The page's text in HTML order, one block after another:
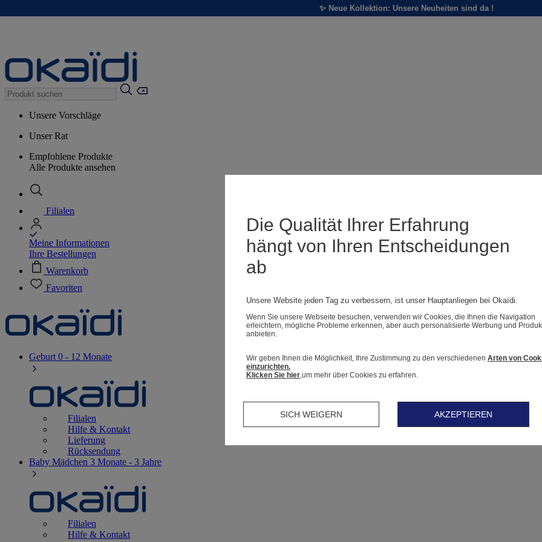
✨ Neue Kollektion: Unsere Neuheiten sind da !
Unsere Vorschläge
Unser Rat
Empfohlene Produkte
Alle Produkte ansehen
Filialen
Meine Informationen
Ihre Bestellungen
Warenkorb
Favoriten
Geburt 0 - 12 Monate
Filialen
Hilfe & Kontakt
Lieferung
Rücksendung
Baby Mädchen 3 Monate - 3 Jahre
Filialen
Hilfe & Kontakt
Die Qualität Ihrer Erfahrung
hängt von Ihren Entscheidungen
ab
Unsere Website jeden Tag zu verbessern, ist unser Hauptanliegen bei Okaïdi.
Wenn Sie unsere Webseite besuchen, verwenden wir Cookies, die Ihnen die Navigation
erleichtern, mögliche Probleme erkennen, aber auch personalisierte Werbung und
anbieten.
Wir geben Ihnen die Möglichkeit, Ihre Zustimmung zu den verschiedenen Arten von
einzurichten.
Klicken Sie hier ,um mehr über Cookies zu erfahren.
SICH WEIGERN AKZEPTIEREN